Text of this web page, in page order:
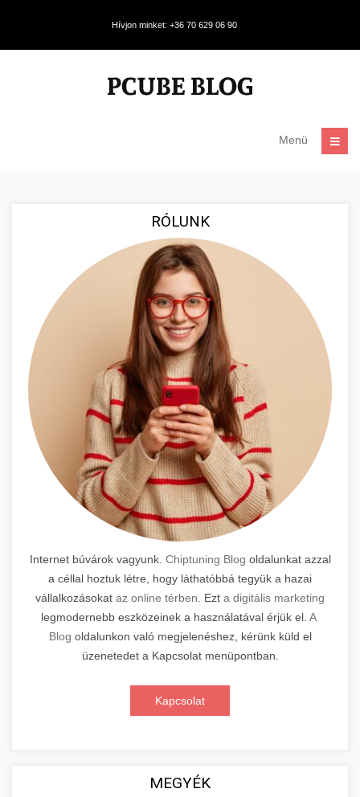
Hívjon minket: +36 70 629 06 90
Menü
RÓLUNK
Internet búvárok vagyunk. Chiptuning Blog oldalunkat azzal
a céllal hoztuk létre, hogy láthatóbbá tegyük a hazai
vállalkozásokat az online térben . Ezt a digitális marketing
legmodernebb eszközeinek a használatával érjük el. A
Blog oldalunkon való megjelenéshez, kérünk küld el
üzenetedet a Kapcsolat menüpontban.
Kapcsolat
MEGYÉK